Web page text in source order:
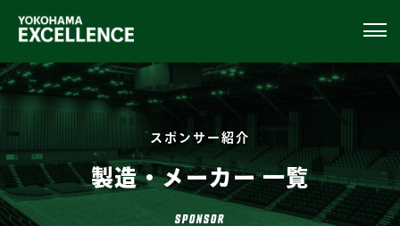
スポンサー紹介
製造・メーカー 一覧
SPONSOR